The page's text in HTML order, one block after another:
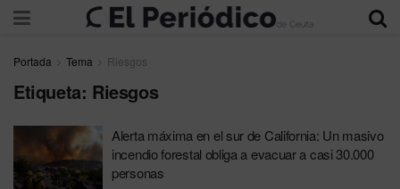
Portada Tema Riesgos
Etiqueta: Riesgos
Alerta máxima en el sur de California: Un masivo
incendio forestal obliga a evacuar a casi 30.000
personas